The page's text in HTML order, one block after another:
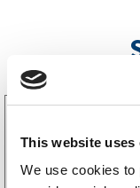
This website uses
We use cookies to
LGF Skylt